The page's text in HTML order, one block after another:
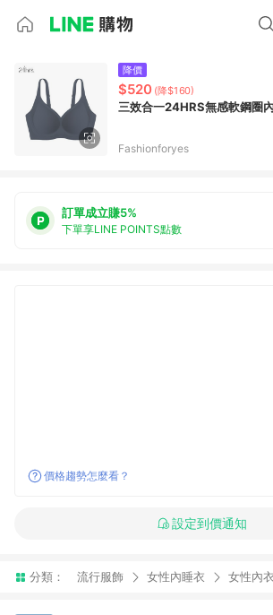
降價
$520 (降$160)
三效合一24HRS無感軟鋼圈
Fashionforyes
訂單成立賺5%
下單享LINE POINTS點數
價格趨勢怎麼看？
設定到價通知
分類： 流行服飾 女性內睡衣 女性內衣